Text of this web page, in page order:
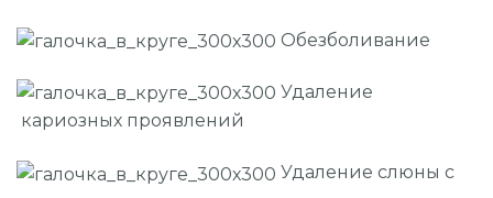
Обезболивание
Удаление
кариозных проявлений
Удаление слюны с